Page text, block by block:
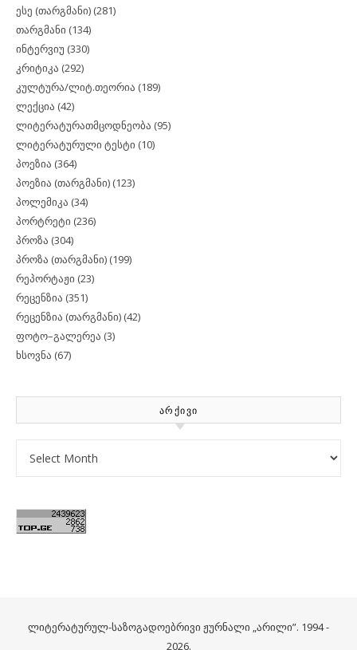
ესე (თარგმანი) (281)
თარგმანი (134)
ინტერვიუ (330)
კრიტიკა (292)
კულტურა/ლიტ.თეორია (189)
ლექცია (42)
ლიტერატურათმცოდნეობა (95)
ლიტერატურული ტესტი (10)
პოეზია (364)
პოეზია (თარგმანი) (123)
პოლემიკა (34)
პორტრეტი (236)
პროზა (304)
პროზა (თარგმანი) (199)
რეპორტაჟი (23)
რეცენზია (351)
რეცენზია (თარგმანი) (42)
ფოტო–გალერეა (3)
ხსოვნა (67)
ᲐᲠᲥᲘᲕᲘ
ლიტერატურულ-საზოგადოებრივი ჟურნალი „არილი”. 1994 -
2026.